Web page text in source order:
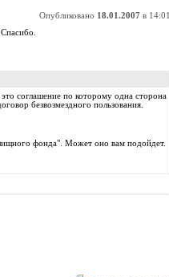
Опубликовано 18.01.2007 в 14:01
соглашение по которому одна сторона
безвозмездного пользования.
фонда". Может оно вам подойдет.